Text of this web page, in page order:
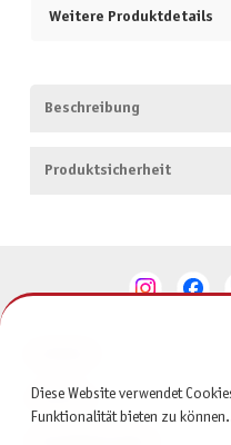
Weitere Produktdetails
Beschreibung
Produktsicherheit
SERVICE
Diese Website verwendet
Funktionalität bieten zu